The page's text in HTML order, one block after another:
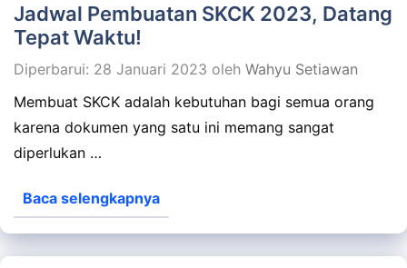
Jadwal Pembuatan SKCK 2023, Datang
Tepat Waktu!
Diperbarui: 28 Januari 2023 oleh Wahyu Setiawan
Membuat SKCK adalah kebutuhan bagi semua orang
karena dokumen yang satu ini memang sangat
diperlukan …
Baca selengkapnya